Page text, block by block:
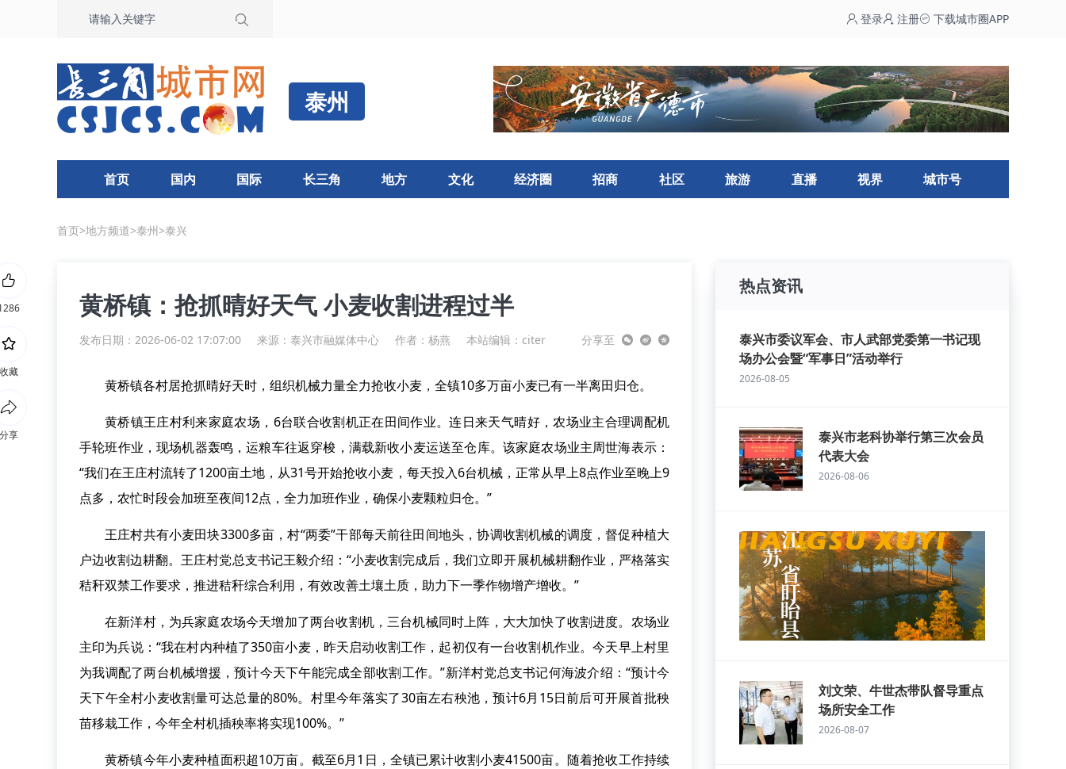
登录 注册 下载城市圈APP
泰州
首页 国内 国际 长三角 地方 文化 经济圈 招商 社区 旅游 直播 视界 城市号
首页>地方频道>泰州>泰兴
黄桥镇：抢抓晴好天气 小麦收割进程过半
发布日期：2026-06-02 17:07:00 来源： 泰兴市融媒体中心 作者：杨燕 本站编辑：citer 分享至
黄桥镇各村居抢抓晴好天时，组织机械力量全力抢收小麦，全镇10多万亩小麦已有一半离田归仓。
黄桥镇王庄村利来家庭农场，6台联合收割机正在田间作业。连日来天气晴好，农场业主合理调配机
手轮班作业，现场机器轰鸣，运粮车往返穿梭，满载新收小麦运送至仓库。该家庭农场业主周世海表示：
“我们在王庄村流转了1200亩土地，从31号开始抢收小麦，每天投入6台机械，正常从早上8点作业至晚上9
点多，农忙时段会加班至夜间12点，全力加班作业，确保小麦颗粒归仓。”
王庄村共有小麦田块3300多亩，村“两委”干部每天前往田间地头，协调收割机械的调度，督促种植大
户边收割边耕翻。王庄村党总支书记王毅介绍：“小麦收割完成后，我们立即开展机械耕翻作业，严格落实
秸秆双禁工作要求，推进秸秆综合利用，有效改善土壤土质，助力下一季作物增产增收。”
在新洋村，为兵家庭农场今天增加了两台收割机，三台机械同时上阵，大大加快了收割进度。农场业
主印为兵说：“我在村内种植了350亩小麦，昨天启动收割工作，起初仅有一台收割机作业。今天早上村里
为我调配了两台机械增援，预计今天下午能完成全部收割工作。”新洋村党总支书记何海波介绍：“预计今
天下午全村小麦收割量可达总量的80%。村里今年落实了30亩左右秧池，预计6月15日前后可开展首批秧
苗移栽工作，今年全村机插秧率将实现100%。”
黄桥镇今年小麦种植面积超10万亩。截至6月1日，全镇已累计收割小麦41500亩。随着抢收工作持续
热点资讯
泰兴市委议军会、市人武部党委第一书记现
场办公会暨“军事日”活动举行
2026-08-05
泰兴市老科协举行第三次会员
代表大会
2026-08-06
刘文荣、牛世杰带队督导重点
场所安全工作
2026-08-07
收藏
分享